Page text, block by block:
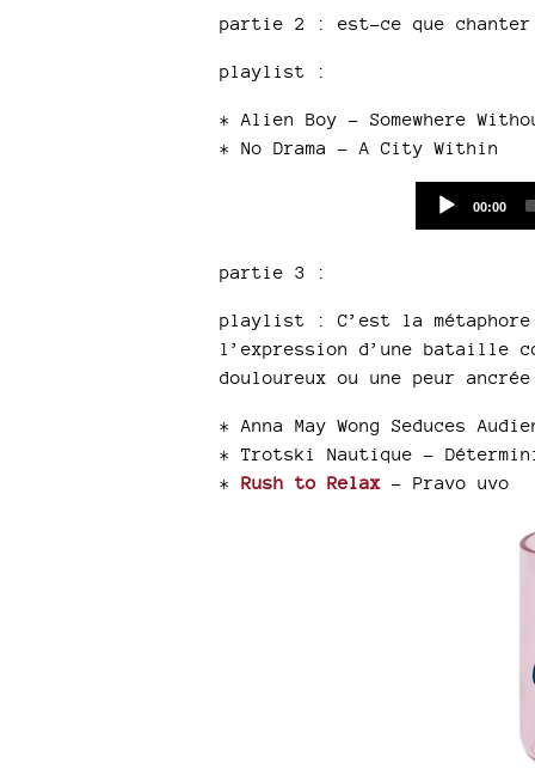
partie 2 : est-ce que
playlist :
* Alien Boy - Somewhere
* No Drama - A City Within
Current
00:00
partie 3 :
playlist : C’est la
l’expression d’une bataille
douloureux ou une peur
* Anna May Wong Seduces
* Trotski Nautique -
* Rush to Relax - Pravo uvo